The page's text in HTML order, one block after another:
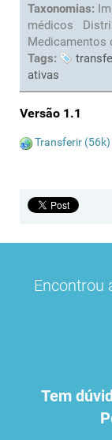
Taxonomias:
médicos
Medicamentos
Tags:
ativas
Versão 1.1
Transferir (56k)
Encontrou
Tem